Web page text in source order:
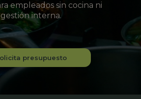
empleados sin cocina ni
gestión interna.
presupuesto